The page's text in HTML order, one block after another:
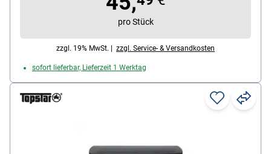
pro Stück
zzgl. 19% MwSt. | zzgl. Service- & Versandkosten
sofort lieferbar, Lieferzeit 1 Werktag